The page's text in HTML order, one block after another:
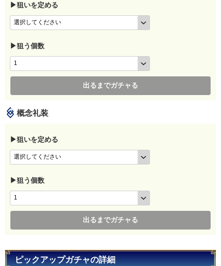
▶狙いを定める
▶狙う個数
出るまでガチャる
概念礼装
▶狙いを定める
▶狙う個数
出るまでガチャる
ピックアップガチャの詳細